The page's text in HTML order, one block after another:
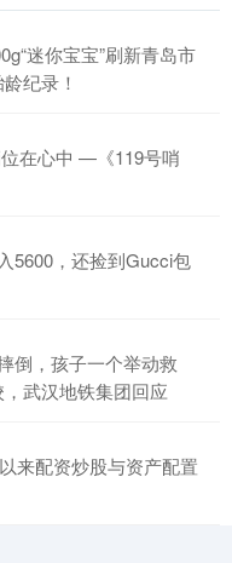
-0.03
迷你宝宝”刷新青岛市
纪录！
在心中 —《119号哨
5600，还捡到Gucci包
倒，孩子一个举动救
武汉地铁集团回应
来配资炒股与资产配置